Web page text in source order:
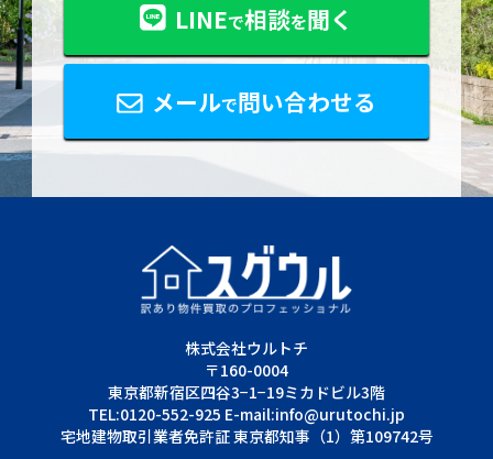
LINEで相談を聞く
メールで問い合わせる
株式会社ウルトチ
〒160-0004
東京都新宿区四谷3−1−19ミカドビル3階
TEL:0120-552-925 E-mail:info@urutochi.jp
宅地建物取引業者免許証 東京都知事（1）第109742号